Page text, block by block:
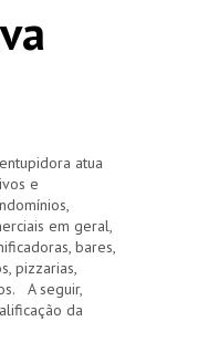
atua
e
em geral,
bares,
pizzarias,
A seguir,
da